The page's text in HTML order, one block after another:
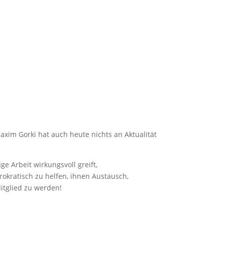
Gorki hat auch heute nichts an Aktualität
Arbeit wirkungsvoll greift,
zu helfen, ihnen Austausch,
zu werden!